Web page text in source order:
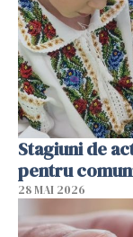
Stagiuni de
pentru
28 MAI 2026